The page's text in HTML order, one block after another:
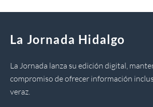
La Jornada Hidalgo
La Jornada lanza su edición digital,
compromiso de ofrecer información
veraz.